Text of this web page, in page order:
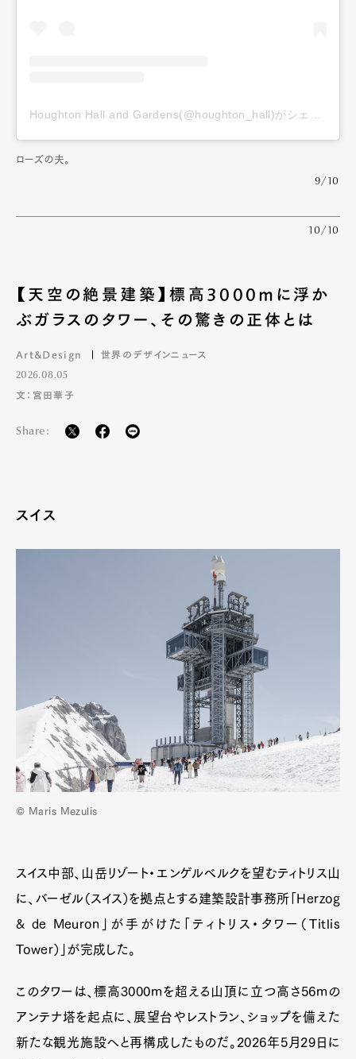
Houghton Hall and Gardens(@houghton_hall)がシェアした投稿
ローズの夫。
9/10
10/10
【天空の絶景建築】標高3000mに浮か
ぶガラスのタワー、その驚きの正体とは
Art&Design 世界のデザインニュース
2026.08.05
文：宮田華子
Share:
スイス
© Maris Mezulis
スイス中部、山岳リゾート・エンゲルベルクを望むティトリス山
に、バーゼル（スイス）を拠点とする建築設計事務所「Herzog
& de Meuron」が手がけた「ティトリス・タワー（Titlis
Tower）」が完成した。
このタワーは、標高3000mを超える山頂に立つ高さ56mの
アンテナ塔を起点に、展望台やレストラン、ショップを備えた
新たな観光施設へと再構成したものだ。2026年5月29日に